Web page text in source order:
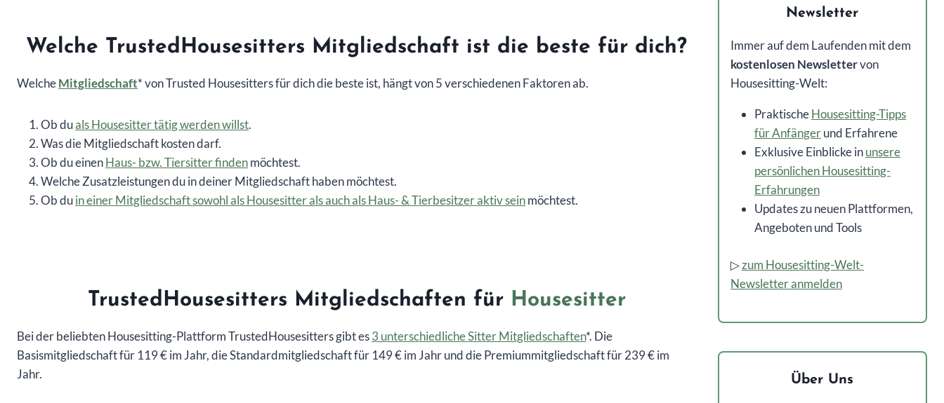
Welche TrustedHousesitters Mitgliedschaft ist die beste für dich?
WelcheMitgliedschaft* von Trusted Housesitters für dich die beste ist, hängt von 5 verschiedenen Faktoren ab.
Ob duals Housesitter tätig werden willst.
Was die Mitgliedschaft kosten darf.
Ob du einenHaus- bzw. Tiersitter findenmöchtest.
Welche Zusatzleistungen du in deiner Mitgliedschaft haben möchtest.
Ob duin einer Mitgliedschaft sowohl als Housesitter als auch als Haus- & Tierbesitzer aktiv seinmöchtest.
TrustedHousesitters Mitgliedschaften für Housesitter
Bei der beliebten Housesitting-Plattform TrustedHousesitters gibt es3 unterschiedliche Sitter Mitgliedschaften*. Die
Basismitgliedschaft für 119 € im Jahr, die Standardmitgliedschaft für 149 € im Jahr und die Premiummitgliedschaft für 239 € im
Jahr.
Newsletter
Immer auf dem Laufenden mit dem
kostenlosen Newslettervon
Housesitting-Welt:
PraktischeHousesitting-Tipps
für Anfängerund Erfahrene
Exklusive Einblicke inunsere
persönlichen Housesitting-
Erfahrungen
Updates zu neuen Plattformen,
Angeboten und Tools
▷zum Housesitting-Welt-
Newsletter anmelden
Über Uns